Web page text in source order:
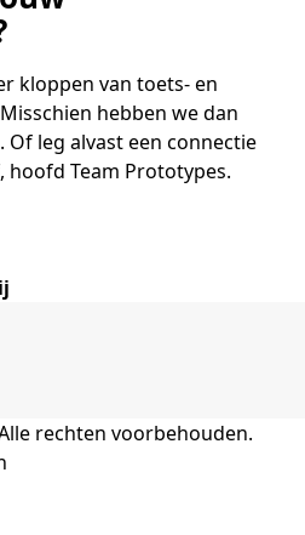
kloppen van toets- en
hebben we dan
leg alvast een connectie
, hoofd Team Prototypes.
rechten voorbehouden.